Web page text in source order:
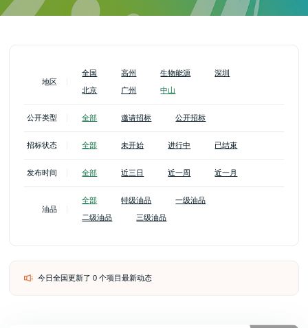
地区
全国 高州 生物能源 深圳
北京 广州 中山
公开类型 全部 邀请招标 公开招标
招标状态 全部 未开始 进行中 已结束
发布时间 全部 近三日 近一周 近一月
油品
全部 特级油品 一级油品
二级油品 三级油品
今日全国更新了 0 个项目最新动态